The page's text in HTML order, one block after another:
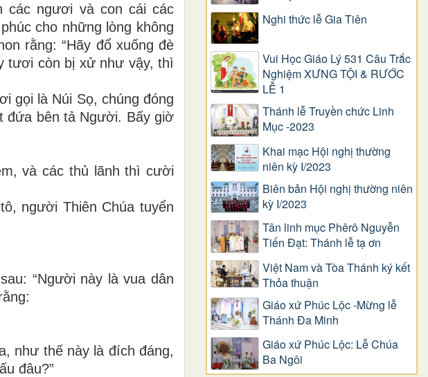
các ngươi và con cái các
cho những lòng không
rằng: “Hãy đổ xuống đè
tươi còn bị xử như vậy, thì
gọi là Núi Sọ, chúng đóng
đứa bên tả Người. Bấy giờ
và các thủ lãnh thì cười
người Thiên Chúa tuyển
“Người này là vua dân
như thế này là đích đáng,
đâu?”
Nghi thức lễ Gia Tiên
Vui Học Giáo Lý 531 Câu Trắc
Nghiệm XƯNG TỘI & RƯỚC
LỄ 1
Thánh lễ Truyền chức Linh
Mục -2023
Khai mạc Hội nghị thường
niên kỳ I/2023
Biên bản Hội nghị thường niên
kỳ I/2023
Tân linh mục Phêrô Nguyễn
Tiến Đạt: Thánh lễ tạ ơn
Việt Nam và Tòa Thánh ký kết
Thỏa thuận
Giáo xứ Phúc Lộc -Mừng lễ
Thánh Đa Minh
Giáo xứ Phúc Lộc: Lễ Chúa
Ba Ngôi